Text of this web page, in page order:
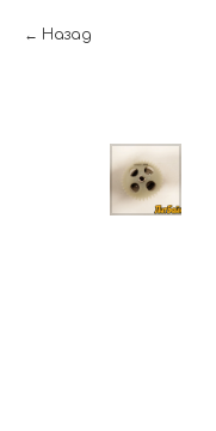
Назад